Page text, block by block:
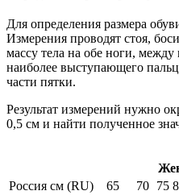
Для определения размера
Измерения проводят стоя,
массу тела на обе ноги,
наиболее выступающего
части пятки.
Результат измерений нужно
0,5 см и найти полученное
Россия см (RU)
65 70 75